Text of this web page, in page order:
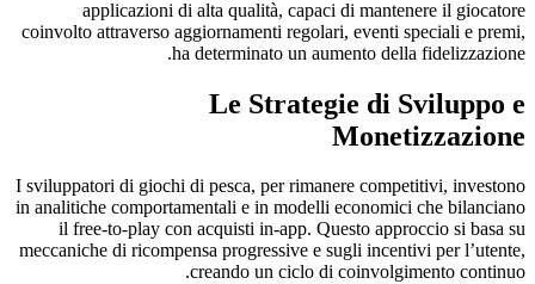
applicazioni di alta qualità, capaci di mantenere il giocatore
coinvolto attraverso aggiornamenti regolari, eventi speciali e premi,
ha determinato un aumento della fidelizzazione.
Le Strategie di Sviluppo e
Monetizzazione
I sviluppatori di giochi di pesca, per rimanere competitivi, investono
in analitiche comportamentali e in modelli economici che bilanciano
il free-to-play con acquisti in-app. Questo approccio si basa su
meccaniche di ricompensa progressive e sugli incentivi per l’utente,
creando un ciclo di coinvolgimento continuo.